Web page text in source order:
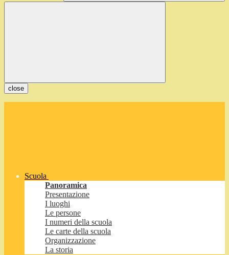
close
Scuola
Panoramica
Presentazione
I luoghi
Le persone
I numeri della scuola
Le carte della scuola
Organizzazione
La storia